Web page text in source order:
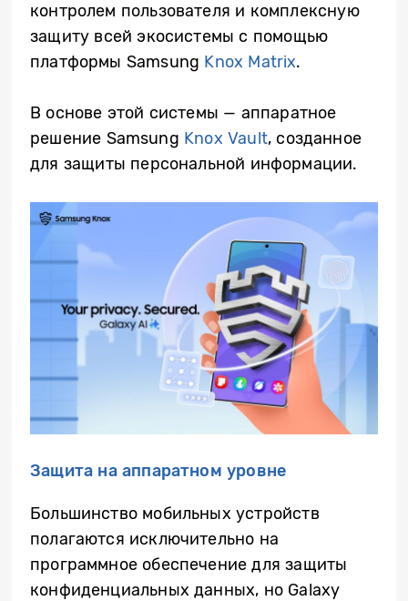
контролем пользователя и комплексную
защиту всей экосистемы с помощью
платформы Samsung Knox Matrix.
В основе этой системы — аппаратное
решение Samsung Knox Vault, созданное
для защиты персональной информации.
Защита на аппаратном уровне
Большинство мобильных устройств
полагаются исключительно на
программное обеспечение для защиты
конфиденциальных данных, но Galaxy